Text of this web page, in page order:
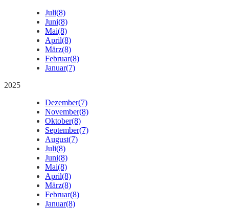
Juli(8)
Juni(8)
Mai(8)
April(8)
März(8)
Februar(8)
Januar(7)
2025
Dezember(7)
November(8)
Oktober(8)
September(7)
August(7)
Juli(8)
Juni(8)
Mai(8)
April(8)
März(8)
Februar(8)
Januar(8)